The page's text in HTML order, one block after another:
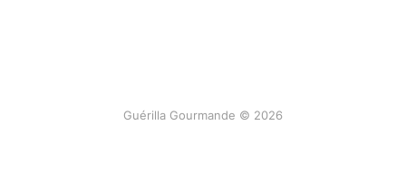
Guérilla Gourmande © 2026